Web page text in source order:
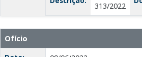
313/2022
Ofício